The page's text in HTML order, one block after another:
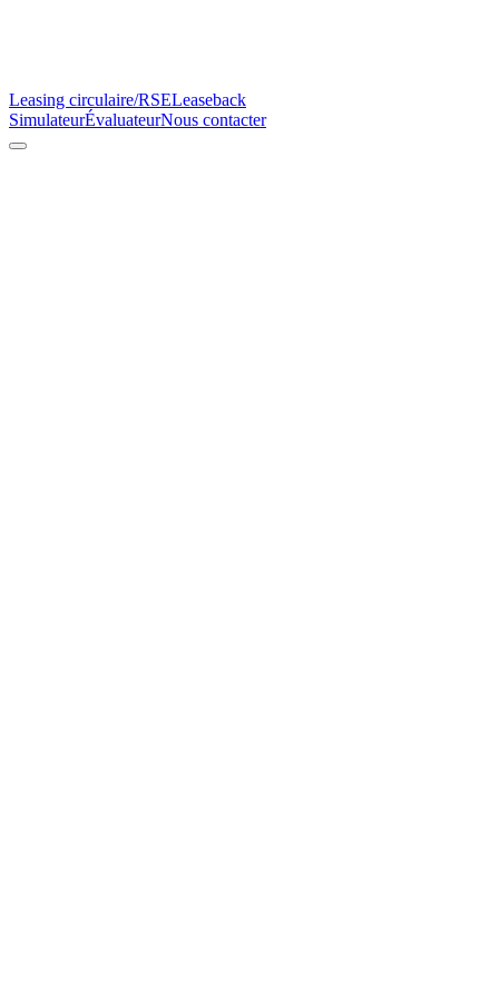
Leasing circulaire/RSELeaseback
SimulateurÉvaluateurNous contacter